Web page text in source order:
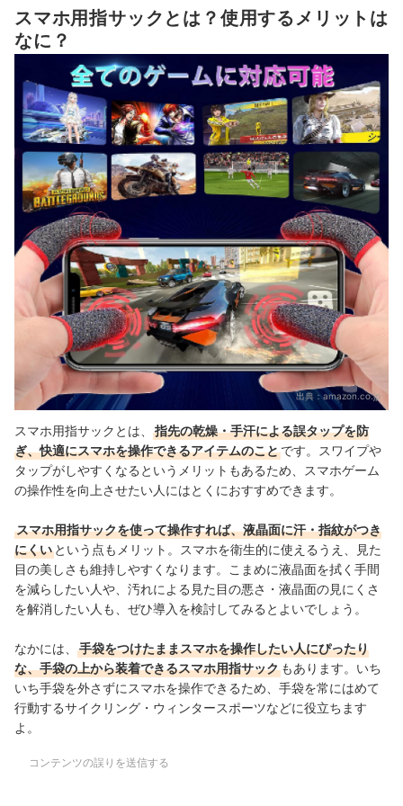
スマホ用指サックを売っている場所は？
操作性にこだわるなら保護フィルムとの相性もチェック
スマホで快適にゲームするならスマホコントローラーに注目
スマホ用指サックの売れ筋ランキングもチェック！
スマホ用指サックとは？使用するメリットは
なに？
出典：amazon.co.jp
スマホ用指サックとは、
指先の乾燥・手汗による誤タップを防
ぎ、快適にスマホを操作できるアイテムのことです。スワイプや
タップがしやすくなるというメリットもあるため、スマホゲーム
の操作性を向上させたい人にはとくにおすすめできます。
スマホ用指サックを使って操作すれば、液晶面に汗・指紋がつき
にくい という点もメリット。スマホを衛生的に使えるうえ、見た
目の美しさも維持しやすくなります。こまめに液晶面を拭く手間
を減らしたい人や、汚れによる見た目の悪さ・液晶面の見にくさ
を解消したい人も、ぜひ導入を検討してみるとよいでしょう。
なかには、
手袋をつけたままスマホを操作したい人にぴったり
な、手袋の上から装着できるスマホ用指サック もあります。いち
いち手袋を外さずにスマホを操作できるため、手袋を常にはめて
行動するサイクリング・ウィンタースポーツなどに役立ちます
よ。
コンテンツの誤りを送信する